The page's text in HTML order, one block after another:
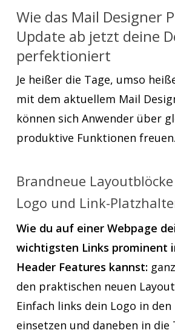
Wie das Mail Designer
Update ab jetzt deine
perfektioniert
Je heißer die Tage, umso
mit dem aktuellem Mail
können sich Anwender über
produktive Funktionen freuen.
Brandneue
Logo und Link-
Wie du auf einer Webpage
wichtigsten Links prominent
Header Features kannst:
den praktischen neuen
Einfach links dein Logo in
einsetzen und daneben in